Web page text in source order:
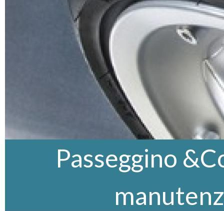
Passeggino